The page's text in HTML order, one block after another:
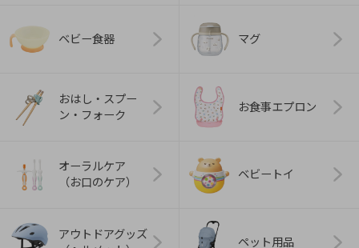
ベビー食器 マグ
おはし・スプー
ン・フォーク
お食事エプロン
オーラルケア
（お口のケア）
ベビートイ
アウトドアグッズ
ペット用品